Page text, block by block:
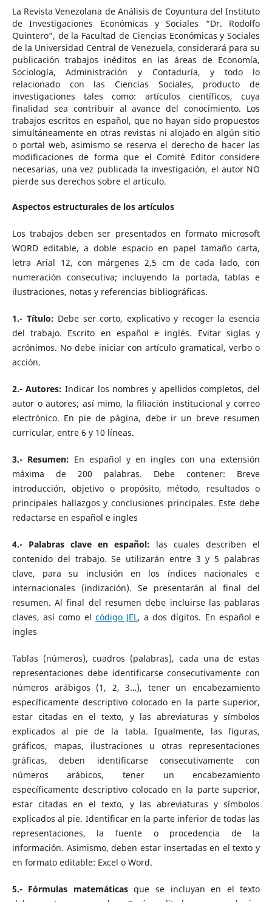
La Revista Venezolana de Análisis de Coyuntura del Instituto
de Investigaciones Económicas y Sociales “Dr. Rodolfo
Quintero”, de la Facultad de Ciencias Económicas y Sociales
de la Universidad Central de Venezuela, considerará para su
publicación trabajos inéditos en las áreas de Economía,
Sociología, Administración y Contaduría, y todo lo
relacionado con las Ciencias Sociales, producto de
investigaciones tales como: artículos científicos, cuya
finalidad sea contribuir al avance del conocimiento. Los
trabajos escritos en español, que no hayan sido propuestos
simultáneamente en otras revistas ni alojado en algún sitio
o portal web, asimismo se reserva el derecho de hacer las
modificaciones de forma que el Comité Editor considere
necesarias, una vez publicada la investigación, el autor NO
pierde sus derechos sobre el artículo.
Aspectos estructurales de los artículos
Los trabajos deben ser presentados en formato microsoft
WORD editable, a doble espacio en papel tamaño carta,
letra Arial 12, con márgenes 2,5 cm de cada lado, con
numeración consecutiva; incluyendo la portada, tablas e
ilustraciones, notas y referencias bibliográficas.
1.- Título: Debe ser corto, explicativo y recoger la esencia
del trabajo. Escrito en español e inglés. Evitar siglas y
acrónimos. No debe iniciar con artículo gramatical, verbo o
acción.
2.- Autores: Indicar los nombres y apellidos completos, del
autor o autores; así mimo, la filiación institucional y correo
electrónico. En pie de página, debe ir un breve resumen
curricular, entre 6 y 10 líneas.
3.- Resumen: En español y en ingles con una extensión
máxima de 200 palabras. Debe contener: Breve
introducción, objetivo o propósito, método, resultados o
principales hallazgos y conclusiones principales. Este debe
redactarse en español e ingles
4.- Palabras clave en español: las cuales describen el
contenido del trabajo. Se utilizarán entre 3 y 5 palabras
clave, para su inclusión en los índices nacionales e
internacionales (indización). Se presentarán al final del
resumen. Al final del resumen debe incluirse las pablaras
claves, así como el código JEL, a dos dígitos. En español e
ingles
Tablas (números), cuadros (palabras), cada una de estas
representaciones debe identificarse consecutivamente con
números arábigos (1, 2, 3…), tener un encabezamiento
específicamente descriptivo colocado en la parte superior,
estar citadas en el texto, y las abreviaturas y símbolos
explicados al pie de la tabla. Igualmente, las figuras,
gráficos, mapas, ilustraciones u otras representaciones
gráficas, deben identificarse consecutivamente con
números arábicos, tener un encabezamiento
específicamente descriptivo colocado en la parte superior,
estar citadas en el texto, y las abreviaturas y símbolos
explicados al pie. Identificar en la parte inferior de todas las
representaciones, la fuente o procedencia de la
información. Asimismo, deben estar insertadas en el texto y
en formato editable: Excel o Word.
5.- Fórmulas matemáticasque se incluyan en el texto